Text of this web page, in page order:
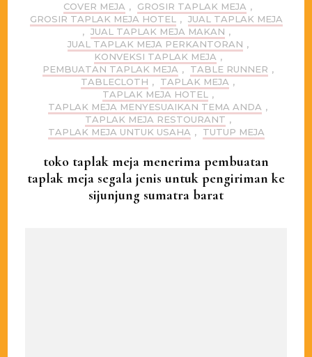
COVER MEJA , GROSIR TAPLAK MEJA ,
GROSIR TAPLAK MEJA HOTEL , JUAL TAPLAK MEJA
, JUAL TAPLAK MEJA MAKAN ,
JUAL TAPLAK MEJA PERKANTORAN ,
KONVEKSI TAPLAK MEJA ,
PEMBUATAN TAPLAK MEJA , TABLE RUNNER ,
TABLECLOTH , TAPLAK MEJA ,
TAPLAK MEJA HOTEL ,
TAPLAK MEJA MENYESUAIKAN TEMA ANDA ,
TAPLAK MEJA RESTOURANT ,
TAPLAK MEJA UNTUK USAHA , TUTUP MEJA
toko taplak meja menerima pembuatan
taplak meja segala jenis untuk pengiriman ke
sijunjung sumatra barat